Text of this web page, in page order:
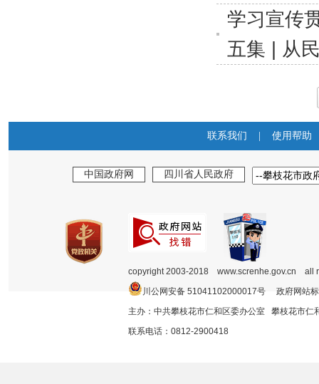
学习宣传
五集 | 从
联系我们 使用帮助
中国政府网 四川省人民政府
copyright 2003-2018 www.screnhe.gov.cn
川公网安备 51041102000017号 政府网站
主办：中共攀枝花市仁和区委办公室 攀枝花市
联系电话：0812-2900418